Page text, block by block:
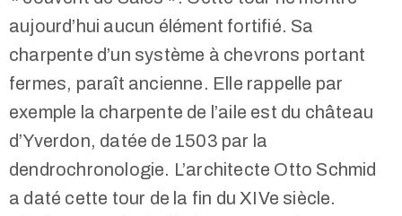
aujourd’hui aucun élément fortifié. Sa
charpente d’un système à chevrons portant
fermes, paraît ancienne. Elle rappelle par
exemple la charpente de l’aile est du château
d’Yverdon, datée de 1503 par la
dendrochronologie. L’architecte Otto Schmid
a daté cette tour de la fin du XIVe siècle.